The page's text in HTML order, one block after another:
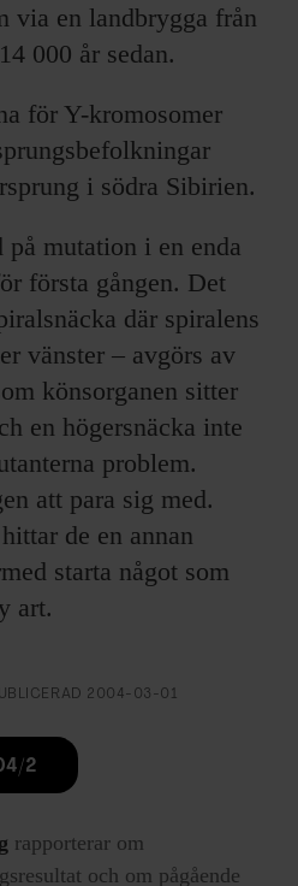
via en landbrygga från
000 år sedan.
för Y-kromosomer
i södra Sibirien.
mutation i en enda
första gången. Det
där spiralens
vänster – avgörs av
könsorganen sitter
en högersnäcka inte
problem.
att para sig med.
de en annan
starta något som
art.
2004-03-01
2
rapporterar om
och om pågående